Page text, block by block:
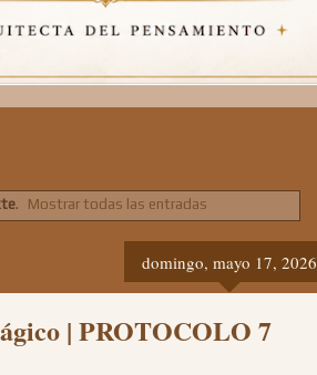
. Mostrar todas las entradas
domingo, mayo 17, 2026
| PROTOCOLO 7